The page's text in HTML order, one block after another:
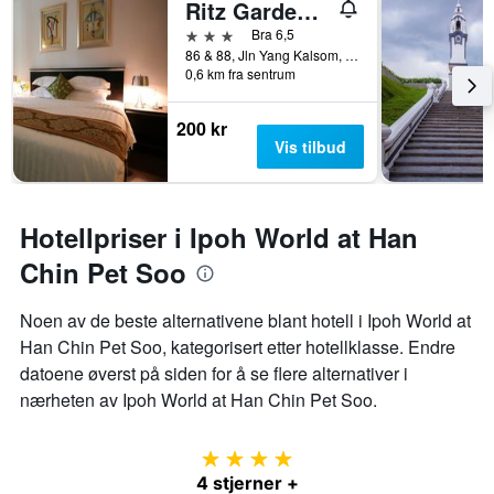
Ritz Garden Hotel
3 stjernerBra 6,5
86 & 88, Jln Yang Kalsom, Ipoh, Malaysia
0,6 km fra sentrum
200 kr
Vis tilbud
Hotellpriser i Ipoh World at Han
Chin Pet Soo
Noen av de beste alternativene blant hotell i Ipoh World at
Han Chin Pet Soo, kategorisert etter hotellklasse. Endre
datoene øverst på siden for å se flere alternativer i
nærheten av Ipoh World at Han Chin Pet Soo.
4 stjerner
4 stjerner +